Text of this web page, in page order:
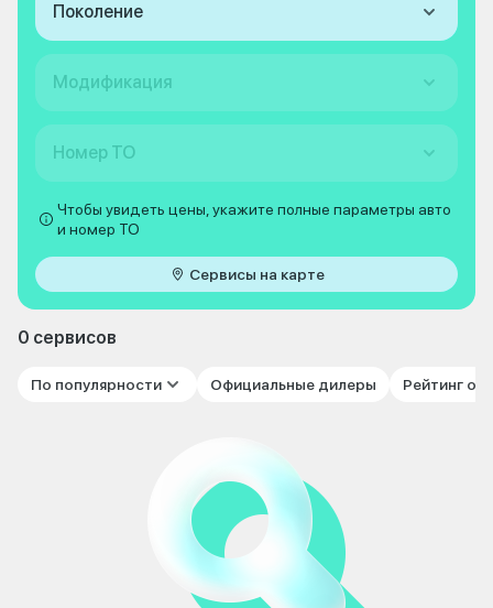
Поколение
Модификация
Номер ТО
Чтобы увидеть цены, укажите полные параметры авто
и номер ТО
Сервисы на карте
0 сервисов
По популярности Официальные дилеры Рейтинг